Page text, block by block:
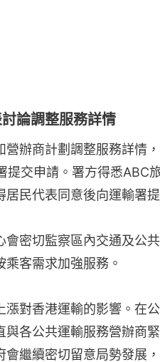
論調整服務詳情
辦商計劃調整服務詳情
提交申請。署方得悉ABC
民代表同意後向運輸署提
密切監察區內交通及公
客需求加強服務。
對香港運輸的影響。在
各公共運輸服務營辦商
繼續密切留意局勢發展